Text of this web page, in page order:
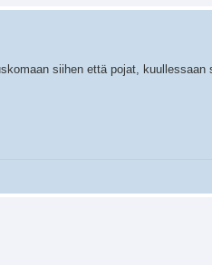
siihen että pojat, kuullessaan